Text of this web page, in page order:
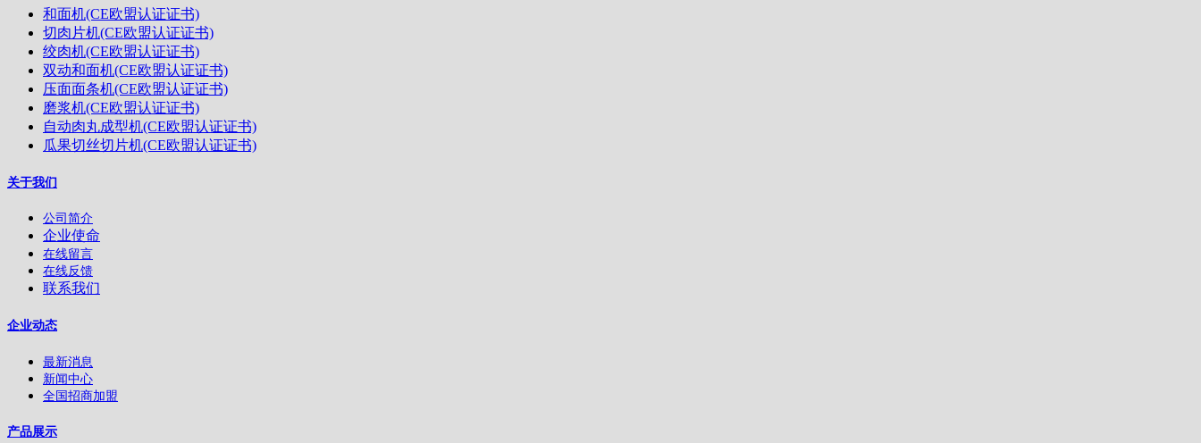
和面机(CE欧盟认证证书)
切肉片机(CE欧盟认证证书)
绞肉机(CE欧盟认证证书)
双动和面机(CE欧盟认证证书)
压面面条机(CE欧盟认证证书)
磨浆机(CE欧盟认证证书)
自动肉丸成型机(CE欧盟认证证书)
瓜果切丝切片机(CE欧盟认证证书)
关于我们
公司简介
企业使命
在线留言
在线反馈
联系我们
企业动态
最新消息
新闻中心
全国招商加盟
产品展示